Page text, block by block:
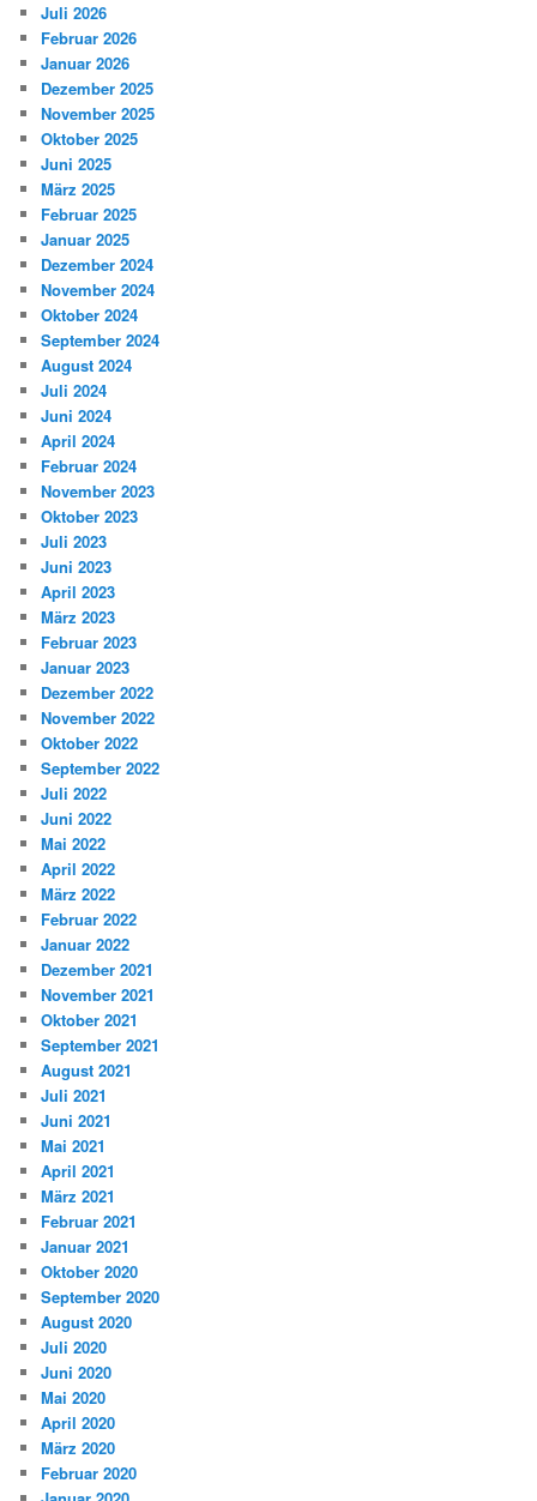
Juli 2026
Februar 2026
Januar 2026
Dezember 2025
November 2025
Oktober 2025
Juni 2025
März 2025
Februar 2025
Januar 2025
Dezember 2024
November 2024
Oktober 2024
September 2024
August 2024
Juli 2024
Juni 2024
April 2024
Februar 2024
November 2023
Oktober 2023
Juli 2023
Juni 2023
April 2023
März 2023
Februar 2023
Januar 2023
Dezember 2022
November 2022
Oktober 2022
September 2022
Juli 2022
Juni 2022
Mai 2022
April 2022
März 2022
Februar 2022
Januar 2022
Dezember 2021
November 2021
Oktober 2021
September 2021
August 2021
Juli 2021
Juni 2021
Mai 2021
April 2021
März 2021
Februar 2021
Januar 2021
Oktober 2020
September 2020
August 2020
Juli 2020
Juni 2020
Mai 2020
April 2020
März 2020
Februar 2020